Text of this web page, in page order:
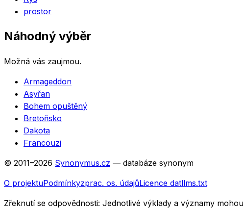
prostor
Náhodný výběr
Možná vás zaujmou.
Armageddon
Asyřan
Bohem opuštěný
Bretoňsko
Dakota
Francouzi
© 2011–2026 Synonymus.cz — databáze synonym
O projektuPodmínkyzprac. os. údajůLicence datllms.txt
Zřeknutí se odpovědnosti: Jednotlivé výklady a významy